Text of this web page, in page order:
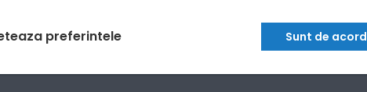
preferintele Sunt de acord
L810 / EcoTank L805 / EcoTank L800 / EcoTank L1800